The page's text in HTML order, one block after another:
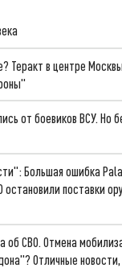
Теракт в центре
от боевиков ВСУ. Но
Большая ошибка
остановили поставки
об СВО. Отмена
Отличные